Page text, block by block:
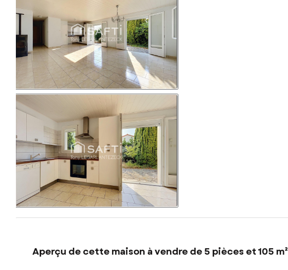
Aperçu de cette maison à vendre de 5 pièces et 105 m²